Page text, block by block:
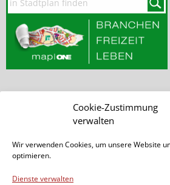
Cookie-Zustimmung
verwalten
Wir verwenden Cookies, um unsere Website
optimieren.
Dienste verwalten
SEITE DURCHSUCHEN